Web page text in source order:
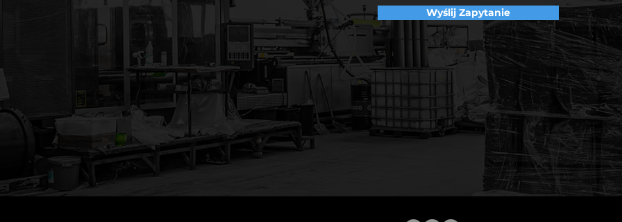
Wyślij Zapytanie